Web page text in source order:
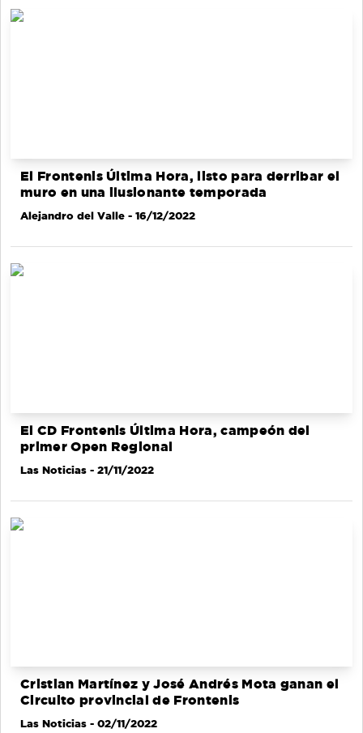
El Frontenis Última Hora, listo para derribar el
muro en una ilusionante temporada
Alejandro del Valle - 16/12/2022
El CD Frontenis Última Hora, campeón del
primer Open Regional
Las Noticias - 21/11/2022
Cristian Martínez y José Andrés Mota ganan el
Circuito provincial de Frontenis
Las Noticias - 02/11/2022